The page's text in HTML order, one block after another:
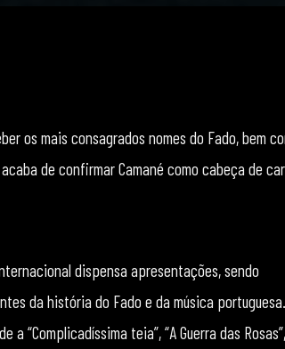
os mais consagrados nomes do Fado, bem
de confirmar Camané como cabeça de
dispensa apresentações, sendo
da história do Fado e da música
“Complicadíssima teia”, “A Guerra das